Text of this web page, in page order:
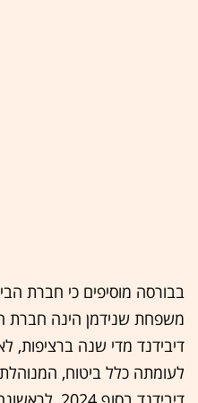
בבורסה מוסיפים כי חברת
משפחת שנידמן הינה חברת
דיבידנד מדי שנה ברציפות,
לעומתה כלל ביטוח, המנוהלת